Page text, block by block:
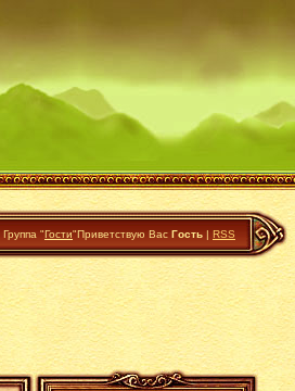
Группа "Гости"Приветствую Вас Гость | RSS